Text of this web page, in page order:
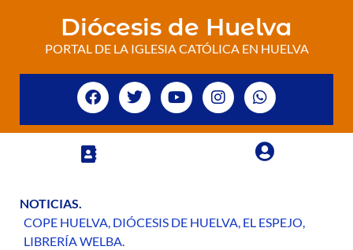
Diócesis de Huelva
PORTAL DE LA IGLESIA CATÓLICA EN HUELVA
NOTICIAS.
COPE HUELVA, DIÓCESIS DE HUELVA, EL ESPEJO,
LIBRERÍA WELBA.